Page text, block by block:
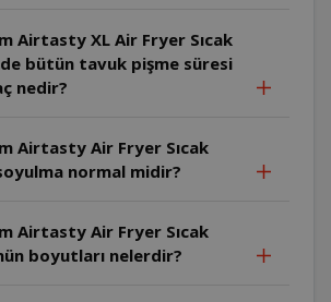
bütün tavuk pişme süresi
nedir?
Airtasty Air Fryer Sıcak
normal midir?
Airtasty Air Fryer Sıcak
boyutları nelerdir?